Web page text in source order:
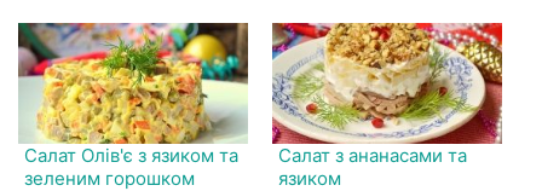
Салат Олів'є з язиком та
зеленим горошком
Салат з ананасами та
язиком